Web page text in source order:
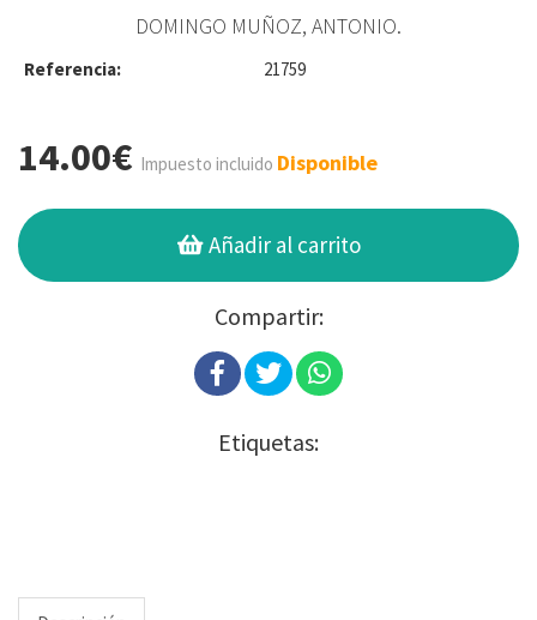
DOMINGO MUÑOZ, ANTONIO.
Referencia: 21759
14.00€ Impuesto incluido Disponible
Añadir al carrito
Compartir:
Etiquetas: